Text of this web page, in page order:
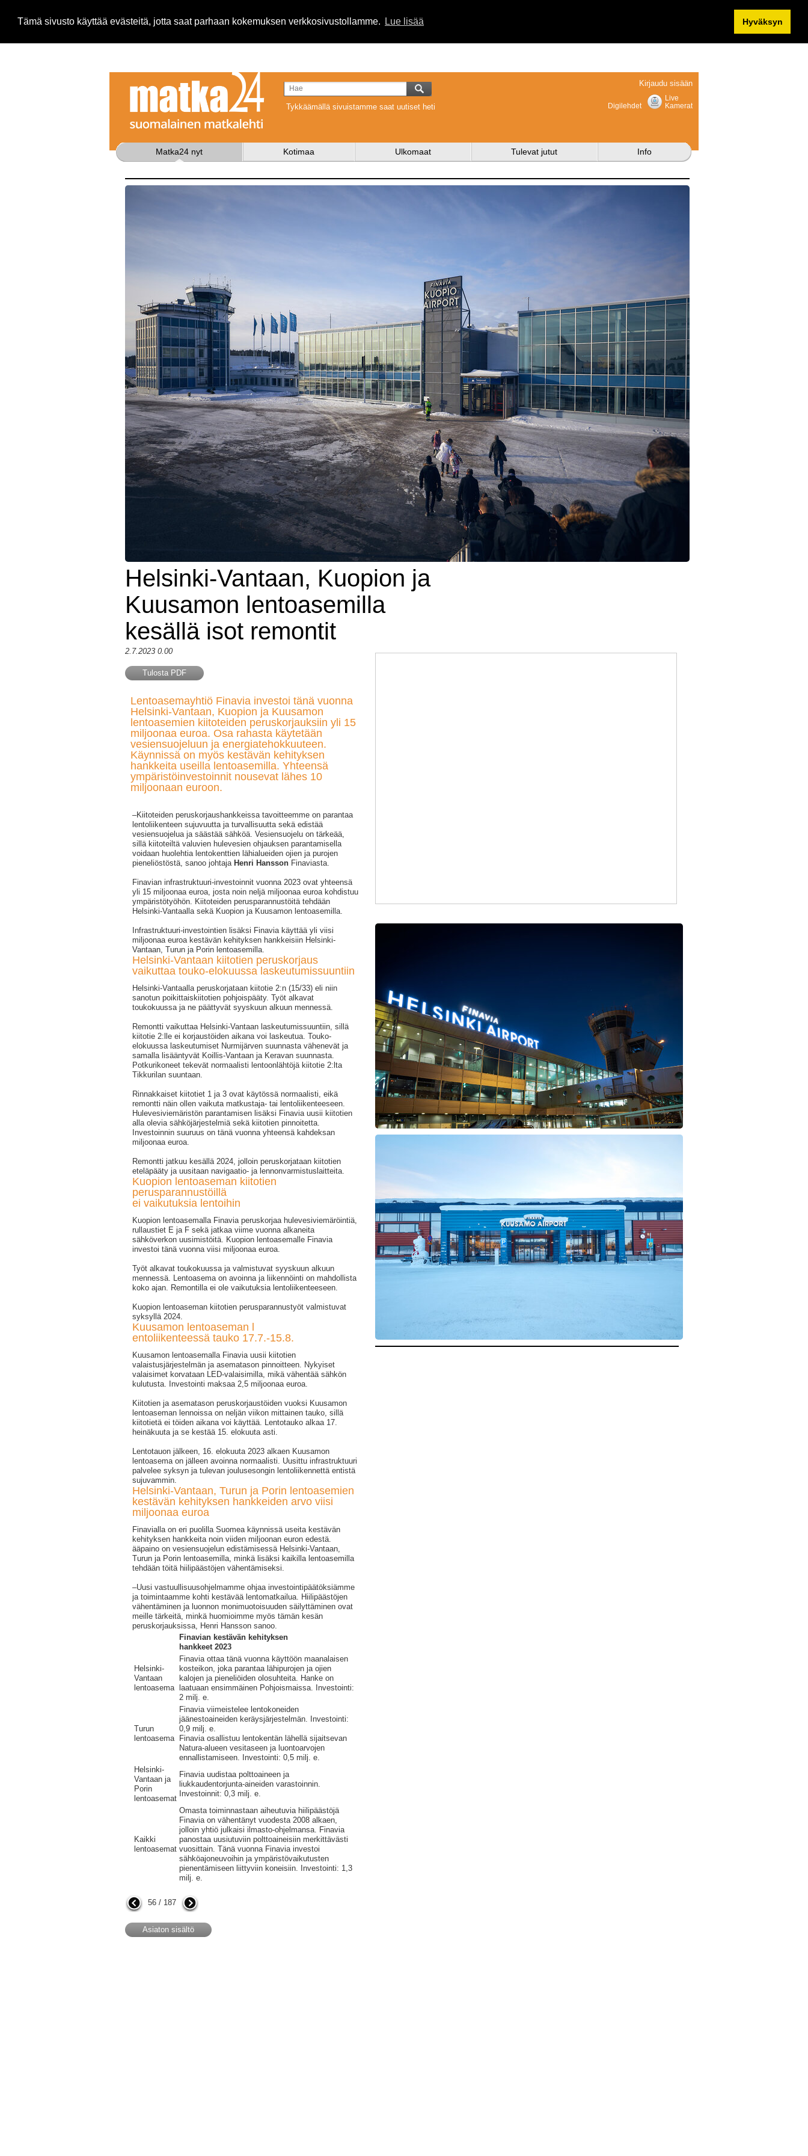
Tämä sivusto käyttää evästeitä, jotta saat parhaan kokemuksen verkkosivustollamme. Lue lisää Hyväksyn
Tykkäämällä sivuistamme saat uutiset heti
Kirjaudu sisään
Live
Kamerat
Digilehdet
Matka24 nyt Kotimaa Ulkomaat Tulevat jutut Info
Helsinki-Vantaan, Kuopion ja
Kuusamon lentoasemilla
kesällä isot remontit
2.7.2023 0.00
Tulosta PDF
Lentoasemayhtiö Finavia investoi tänä vuonna
Helsinki-Vantaan, Kuopion ja Kuusamon
lentoasemien kiitoteiden peruskorjauksiin yli 15
miljoonaa euroa. Osa rahasta käytetään
vesiensuojeluun ja energiatehokkuuteen.
Käynnissä on myös kestävän kehityksen
hankkeita useilla lentoasemilla. Yhteensä
ympäristöinvestoinnit nousevat lähes 10
miljoonaan euroon.
‒Kiitoteiden peruskorjaushankkeissa tavoitteemme on parantaa
lentoliikenteen sujuvuutta ja turvallisuutta sekä edistää
vesiensuojelua ja säästää sähköä. Vesiensuojelu on tärkeää,
sillä kiitoteiltä valuvien hulevesien ohjauksen parantamisella
voidaan huolehtia lentokenttien lähialueiden ojien ja purojen
pieneliöstöstä, sanoo johtaja Henri HanssonFinaviasta.
Finavian infrastruktuuri-investoinnit vuonna 2023 ovat yhteensä
yli 15 miljoonaa euroa, josta noin neljä miljoonaa euroa kohdistuu
ympäristötyöhön. Kiitoteiden perusparannustöitä tehdään
Helsinki-Vantaalla sekä Kuopion ja Kuusamon lentoasemilla.
Infrastruktuuri-investointien lisäksi Finavia käyttää yli viisi
miljoonaa euroa kestävän kehityksen hankkeisiin Helsinki-
Vantaan, Turun ja Porin lentoasemilla.
Helsinki-Vantaan kiitotien peruskorjaus
vaikuttaa touko-elokuussa laskeutumissuuntiin
Helsinki-Vantaalla peruskorjataan kiitotie 2:n (15/33) eli niin
sanotun poikittaiskiitotien pohjoispääty. Työt alkavat
toukokuussa ja ne päättyvät syyskuun alkuun mennessä.
Remontti vaikuttaa Helsinki-Vantaan laskeutumissuuntiin, sillä
kiitotie 2:lle ei korjaustöiden aikana voi laskeutua. Touko-
elokuussa laskeutumiset Nurmijärven suunnasta vähenevät ja
samalla lisääntyvät Koillis-Vantaan ja Keravan suunnasta.
Potkurikoneet tekevät normaalisti lentoonlähtöjä kiitotie 2:lta
Tikkurilan suuntaan.
Rinnakkaiset kiitotiet 1 ja 3 ovat käytössä normaalisti, eikä
remontti näin ollen vaikuta matkustaja- tai lentoliikenteeseen.
Hulevesiviemäristön parantamisen lisäksi Finavia uusii kiitotien
alla olevia sähköjärjestelmiä sekä kiitotien pinnoitetta.
Investoinnin suuruus on tänä vuonna yhteensä kahdeksan
miljoonaa euroa.
Remontti jatkuu kesällä 2024, jolloin peruskorjataan kiitotien
eteläpääty ja uusitaan navigaatio- ja lennonvarmistuslaitteita.
Kuopion lentoaseman kiitotien
perusparannustöillä
ei vaikutuksia lentoihin
Kuopion lentoasemalla Finavia peruskorjaa hulevesiviemäröintiä,
rullaustiet E ja F sekä jatkaa viime vuonna alkaneita
sähköverkon uusimistöitä. Kuopion lentoasemalle Finavia
investoi tänä vuonna viisi miljoonaa euroa.
Työt alkavat toukokuussa ja valmistuvat syyskuun alkuun
mennessä. Lentoasema on avoinna ja liikennöinti on mahdollista
koko ajan. Remontilla ei ole vaikutuksia lentoliikenteeseen.
Kuopion lentoaseman kiitotien perusparannustyöt valmistuvat
syksyllä 2024.
Kuusamon lentoaseman l
entoliikenteessä tauko 17.7.-15.8.
Kuusamon lentoasemalla Finavia uusii kiitotien
valaistusjärjestelmän ja asematason pinnoitteen. Nykyiset
valaisimet korvataan LED-valaisimilla, mikä vähentää sähkön
kulutusta. Investointi maksaa 2,5 miljoonaa euroa.
Kiitotien ja asematason peruskorjaustöiden vuoksi Kuusamon
lentoaseman lennoissa on neljän viikon mittainen tauko, sillä
kiitotietä ei töiden aikana voi käyttää. Lentotauko alkaa 17.
heinäkuuta ja se kestää 15. elokuuta asti.
Lentotauon jälkeen, 16. elokuuta 2023 alkaen Kuusamon
lentoasema on jälleen avoinna normaalisti. Uusittu infrastruktuuri
palvelee syksyn ja tulevan joulusesongin lentoliikennettä entistä
sujuvammin.
Helsinki-Vantaan, Turun ja Porin lentoasemien
kestävän kehityksen hankkeiden arvo viisi
miljoonaa euroa
Finavialla on eri puolilla Suomea käynnissä useita kestävän
kehityksen hankkeita noin viiden miljoonan euron edestä.
ääpaino on vesiensuojelun edistämisessä Helsinki-Vantaan,
Turun ja Porin lentoasemilla, minkä lisäksi kaikilla lentoasemilla
tehdään töitä hiilipäästöjen vähentämiseksi.
‒Uusi vastuullisuusohjelmamme ohjaa investointipäätöksiämme
ja toimintaamme kohti kestävää lentomatkailua. Hiilipäästöjen
vähentäminen ja luonnon monimuotoisuuden säilyttäminen ovat
meille tärkeitä, minkä huomioimme myös tämän kesän
peruskorjauksissa, Henri Hansson sanoo.
Finavian kestävän kehityksen
hankkeet 2023
Helsinki-
Vantaan
lentoasema
Finavia ottaa tänä vuonna käyttöön maanalaisen
kosteikon, joka parantaa lähipurojen ja ojien
kalojen ja pieneliöiden olosuhteita. Hanke on
laatuaan ensimmäinen Pohjoismaissa. Investointi:
2 milj. e.
Turun
lentoasema
Finavia viimeistelee lentokoneiden
jäänestoaineiden keräysjärjestelmän. Investointi:
0,9 milj. e.
Finavia osallistuu lentokentän lähellä sijaitsevan
Natura-alueen vesitaseen ja luontoarvojen
ennallistamiseen. Investointi: 0,5 milj. e.
Helsinki-
Vantaan ja
Porin
lentoasemat
Finavia uudistaa polttoaineen ja
liukkaudentorjunta-aineiden varastoinnin.
Investoinnit: 0,3 milj. e.
Kaikki
lentoasemat
Omasta toiminnastaan aiheutuvia hiilipäästöjä
Finavia on vähentänyt vuodesta 2008 alkaen,
jolloin yhtiö julkaisi ilmasto-ohjelmansa. Finavia
panostaa uusiutuviin polttoaineisiin merkittävästi
vuosittain. Tänä vuonna Finavia investoi
sähköajoneuvoihin ja ympäristövaikutusten
pienentämiseen liittyviin koneisiin. Investointi: 1,3
milj. e.
56 / 187
Asiaton sisältö